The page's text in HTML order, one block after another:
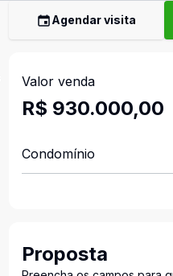
Agendar visita
Valor venda
R$ 930.000,00
Condomínio
Proposta